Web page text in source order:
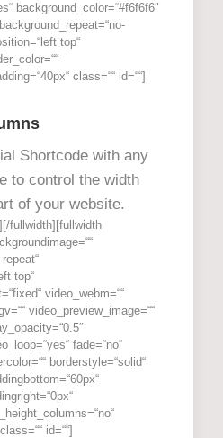
background_color=“#f6f6f6″
top“
class=““ id=““]
Shortcode with any
to control the width
of your website.
fullwidth][fullwidth
top“
video_webm=““
video_preview_image=““
fade=“no“
borderstyle=“solid“
id=““]